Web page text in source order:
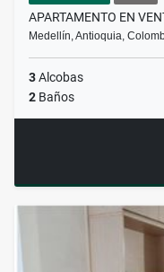
APARTAMENTO EN
Medellín, Antioquia,
3Alcobas
2 Baños